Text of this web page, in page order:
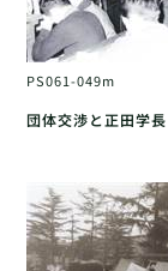
PS061-049m
団体交渉と正田学長